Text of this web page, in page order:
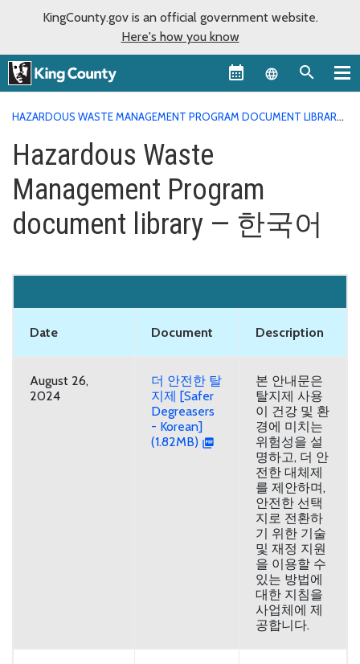
KingCounty.gov is an official government website.
Here's how you know
Language
HAZARDOUS WASTE MANAGEMENT PROGRAM DOCUMENT LIBRARY
LIBRARY — 한국어
Hazardous Waste
Management Program
document library — 한국어
Date Document Description
August 26,
2024
더 안전한 탈
지제 [Safer
Degreasers
- Korean]
(1.82MB)
본 안내문은
탈지제 사용
이 건강 및 환
경에 미치는
위험성을 설
명하고, 더 안
전한 대체제
를 제안하며,
안전한 선택
지로 전환하
기 위한 기술
및 재정 지원
을 이용할 수
있는 방법에
대한 지침을
사업체에 제
공합니다.